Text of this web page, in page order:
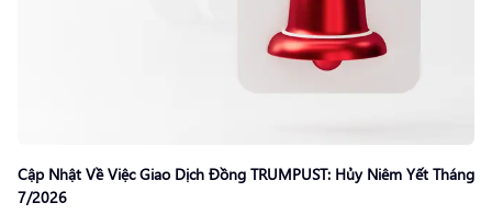
Cập Nhật Về Việc Giao Dịch Đồng TRUMPUST: Hủy Niêm Yết Tháng
7/2026